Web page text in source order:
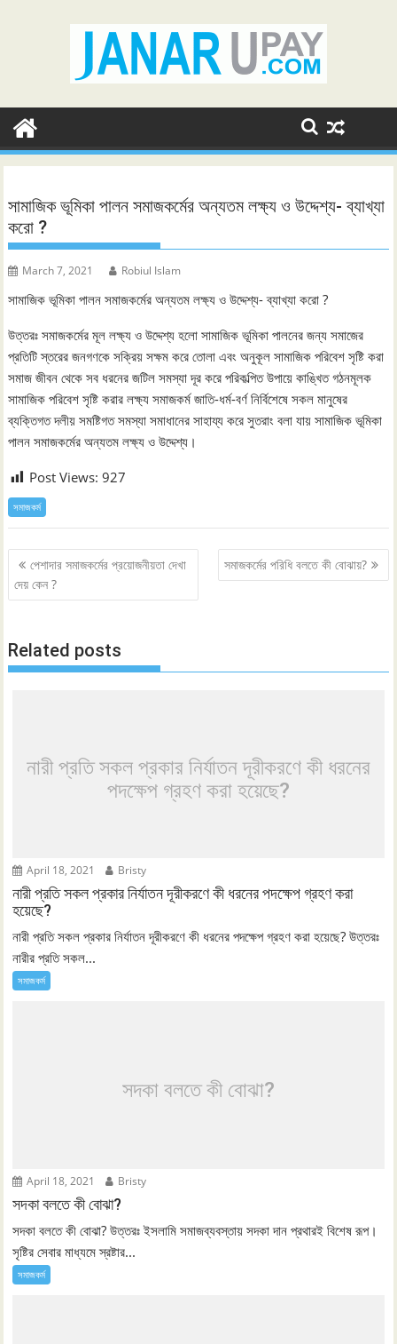
সামাজিক ভূমিকা পালন সমাজকর্মের অন্যতম লক্ষ্য ও উদ্দেশ্য- ব্যাখ্যা
করো ?
March 7, 2021 Robiul Islam
সামাজিক ভূমিকা পালন সমাজকর্মের অন্যতম লক্ষ্য ও উদ্দেশ্য- ব্যাখ্যা করো ?
উত্তরঃ সমাজকর্মের মূল লক্ষ্য ও উদ্দেশ্য হলো সামাজিক ভূমিকা পালনের জন্য সমাজের
প্রতিটি স্তরের জনগণকে সক্রিয় সক্ষম করে তোলা এবং অনুকূল সামাজিক পরিবেশ সৃষ্টি করা
সমাজ জীবন থেকে সব ধরনের জটিল সমস্যা দূর করে পরিকল্পিত উপায়ে কাঙ্খিত গঠনমূলক
সামাজিক পরিবেশ সৃষ্টি করার লক্ষ্য সমাজকর্ম জাতি-ধর্ম-বর্ণ নির্বিশেষে সকল মানুষের
ব্যক্তিগত দলীয় সমষ্টিগত সমস্যা সমাধানের সাহায্য করে সুতরাং বলা যায় সামাজিক ভূমিকা
পালন সমাজকর্মের অন্যতম লক্ষ্য ও উদ্দেশ্য।
Post Views: 927
সমাজকর্ম
Post
navigation
পেশাদার সমাজকর্মের প্রয়োজনীয়তা দেখা
দেয় কেন ?
সমাজকর্মের পরিধি বলতে কী বোঝায়?
Related posts
নারী প্রতি সকল প্রকার নির্যাতন দূরীকরণে কী ধরনের
পদক্ষেপ গ্রহণ করা হয়েছে?
April 18, 2021 Bristy
নারী প্রতি সকল প্রকার নির্যাতন দূরীকরণে কী ধরনের পদক্ষেপ গ্রহণ করা
হয়েছে?
নারী প্রতি সকল প্রকার নির্যাতন দূরীকরণে কী ধরনের পদক্ষেপ গ্রহণ করা হয়েছে? উত্তরঃ
নারীর প্রতি সকল...
সমাজকর্ম
সদকা বলতে কী বোঝা?
April 18, 2021 Bristy
সদকা বলতে কী বোঝা?
সদকা বলতে কী বোঝা? উত্তরঃ ইসলামি সমাজব্যবস্তায় সদকা দান প্রথারই বিশেষ রূপ।
সৃষ্টির সেবার মাধ্যমে স্রষ্টার...
সমাজকর্ম